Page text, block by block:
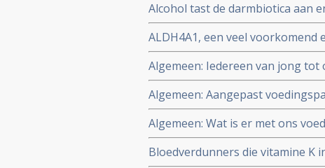
Alcohol tast de darmbiotica aan
studies.
ALDH4A1, een veel
voorkomen van kanker.
Algemeen: Iedereen van jong
hersenen op eenvoudige
Algemeen: Aangepast
schriftelijke begeleiding
oudere overlevenden van
levensstijl
Algemeen: Wat is er met ons
publiceerde in 2004 een artikel
dat nog steeds actueel lijkt.
Bloedverdunners die vitamine K